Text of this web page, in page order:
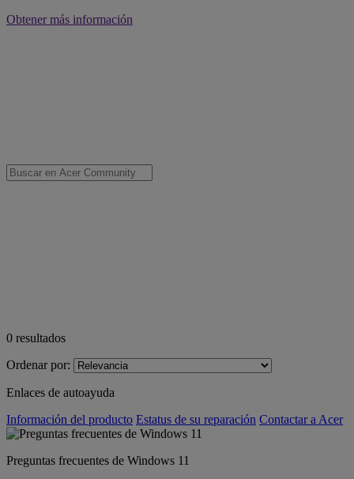
Obtener más información
0 resultados
Ordenar por:
Enlaces de autoayuda
Información del producto Estatus de su reparación Contactar a Acer
Preguntas frecuentes de Windows 11